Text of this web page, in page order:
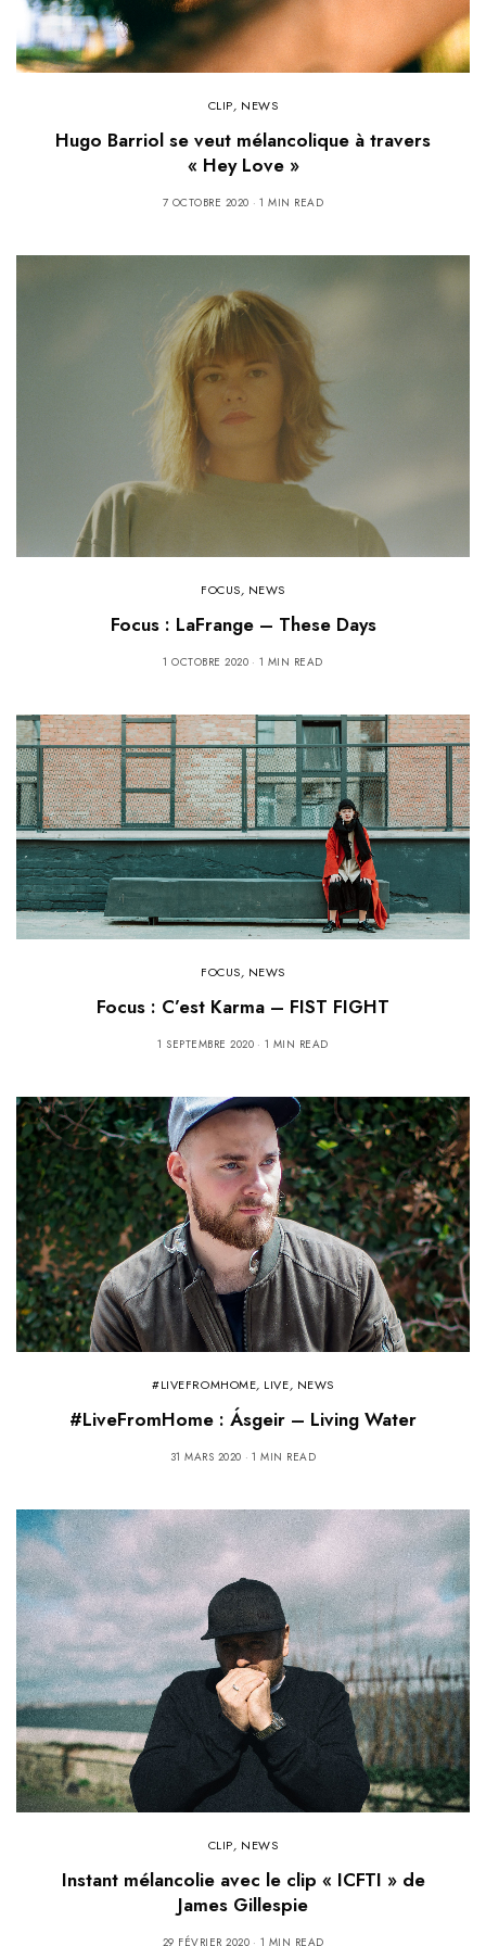
CLIP, NEWS
Hugo Barriol se veut mélancolique à travers
« Hey Love »
7 OCTOBRE 2020 1 MIN READ
FOCUS, NEWS
Focus : LaFrange – These Days
1 OCTOBRE 2020 1 MIN READ
FOCUS, NEWS
Focus : C’est Karma – FIST FIGHT
1 SEPTEMBRE 2020 1 MIN READ
#LIVEFROMHOME, LIVE, NEWS
#LiveFromHome : Ásgeir – Living Water
31 MARS 2020 1 MIN READ
CLIP, NEWS
Instant mélancolie avec le clip « ICFTI » de
James Gillespie
29 FÉVRIER 2020 1 MIN READ